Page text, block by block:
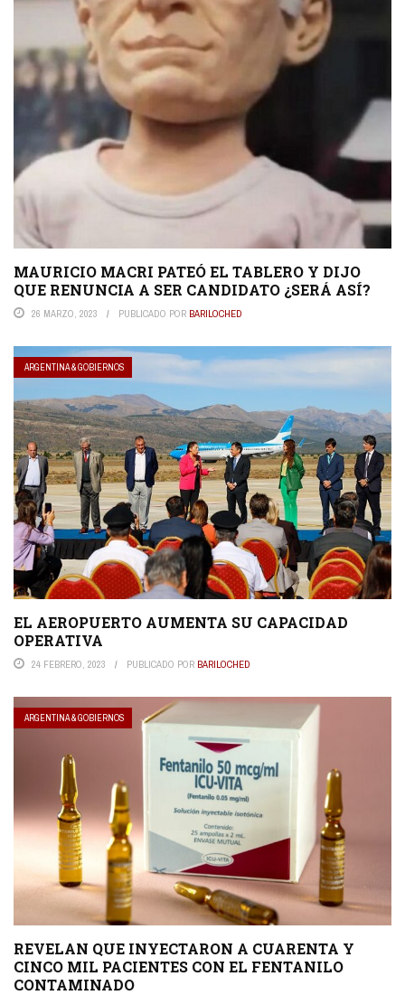
MAURICIO MACRI PATEÓ EL TABLERO Y DIJO
QUE RENUNCIA A SER CANDIDATO ¿SERÁ ASÍ?
26 MARZO, 2023 PUBLICADO POR BARILOCHED
ARGENTINA & GOBIERNOS
EL AEROPUERTO AUMENTA SU CAPACIDAD
OPERATIVA
24 FEBRERO, 2023 PUBLICADO POR BARILOCHED
ARGENTINA & GOBIERNOS
REVELAN QUE INYECTARON A CUARENTA Y
CINCO MIL PACIENTES CON EL FENTANILO
CONTAMINADO